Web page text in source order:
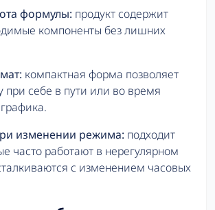
формулы: продукт содержит
компоненты без лишних
компактная форма позволяет
при себе в пути или во время
изменении режима: подходит
часто работают в нерегулярном
с изменением часовых